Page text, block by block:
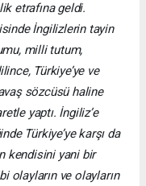
etrafına geldi.
İngilizlerin tayin
milli tutum,
Türkiye’ye ve
sözcüsü haline
yaptı. İngiliz’e
Türkiye’ye karşı da
kendisini yani bir
olayların ve olayların